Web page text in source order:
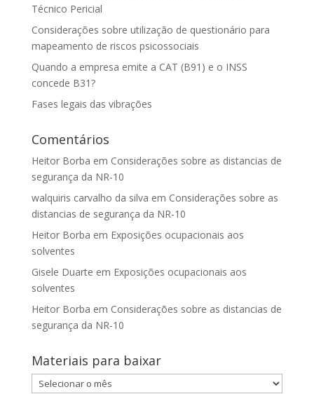
Técnico Pericial
Considerações sobre utilização de questionário para
mapeamento de riscos psicossociais
Quando a empresa emite a CAT (B91) e o INSS
concede B31?
Fases legais das vibrações
Comentários
Heitor Borba em Considerações sobre as distancias de
segurança da NR-10
walquiris carvalho da silva em Considerações sobre as
distancias de segurança da NR-10
Heitor Borba em Exposições ocupacionais aos
solventes
Gisele Duarte em Exposições ocupacionais aos
solventes
Heitor Borba em Considerações sobre as distancias de
segurança da NR-10
Materiais para baixar
Materiais